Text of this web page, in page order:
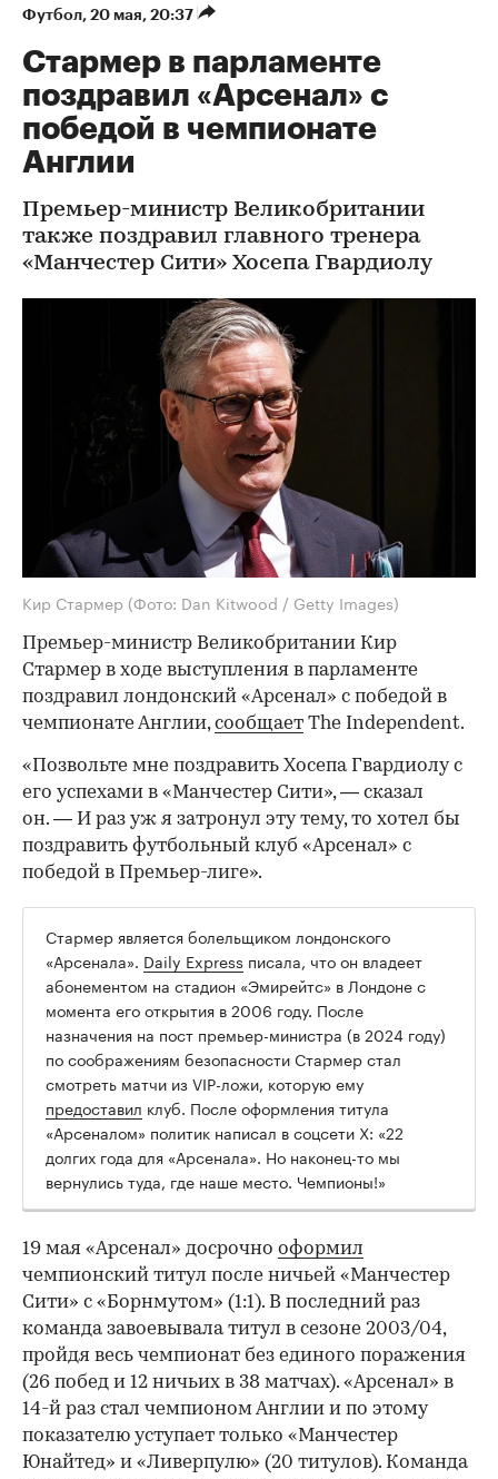
Футбол⁠, 20 мая, 20:37
Стармер в парламенте
поздравил «Арсенал» с
победой в чемпионате
Англии
Премьер-министр Великобритании
также поздравил главного тренера
«Манчестер Сити» Хосепа Гвардиолу
Кир Стармер (Фото: Dan Kitwood / Getty Images)
Премьер-министр Великобритании Кир
Стармер в ходе выступления в парламенте
поздравил лондонский «Арсенал» с победой в
чемпионате Англии,сообщает The Independent.
«Позвольте мне поздравить Хосепа Гвардиолу с
его успехами в «Манчестер Сити», — сказал
он. — И раз уж я затронул эту тему, то хотел бы
поздравить футбольный клуб «Арсенал» с
победой в Премьер-лиге».
Стармер является болельщиком лондонского
«Арсенала». Daily Express писала, что он владеет
абонементом на стадион «Эмирейтс» в Лондоне с
момента его открытия в 2006 году. После
назначения на пост премьер-министра (в 2024 году)
по соображениям безопасности Стармер стал
смотреть матчи из VIP-ложи, которую ему
предоставил клуб. После оформления титула
«Арсеналом» политик написал в соцсети Х: «22
долгих года для «Арсенала». Но наконец-то мы
вернулись туда, где наше место. Чемпионы!»
19 мая «Арсенал» досрочно оформил
чемпионский титул после ничьей «Манчестер
Сити» с «Борнмутом» (1:1). В последний раз
команда завоевывала титул в сезоне 2003/04,
пройдя весь чемпионат без единого поражения
(26 побед и 12 ничьих в 38 матчах). «Арсенал» в
14-й раз стал чемпионом Англии и по этому
показателю уступает только «Манчестер
Юнайтед» и «Ливерпулю» (20 титулов). Команда